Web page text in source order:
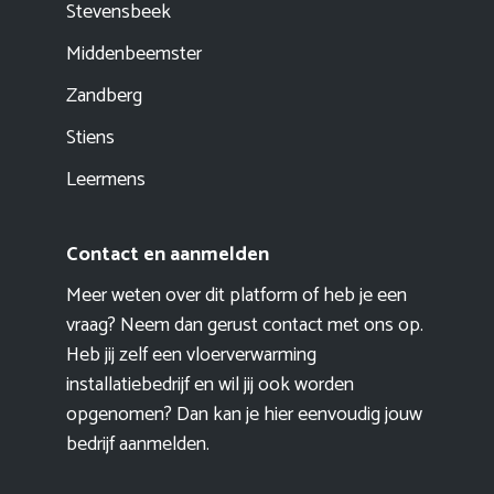
Stevensbeek
Middenbeemster
Zandberg
Stiens
Leermens
Contact en aanmelden
Meer weten over dit platform of heb je een
vraag? Neem dan gerust contact met ons op.
Heb jij zelf een vloerverwarming
installatiebedrijf en wil jij ook worden
opgenomen? Dan kan je hier eenvoudigjouw
bedrijf aanmelden.